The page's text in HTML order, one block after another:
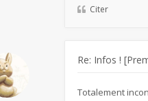
Citer
Re: Infos !
Totalement